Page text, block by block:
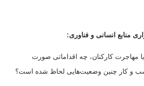
منابع انسانی و فناوری:
مهاجرت کارکنان، چه اقداماتی صورت
و کار چنین وضعیت‌هایی لحاظ شده است؟